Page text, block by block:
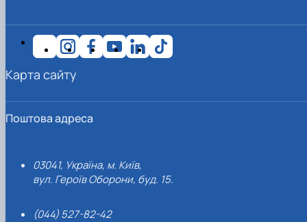
Поштова адреса
03041, Україна, м. Київ,
вул. Героїв Оборони, буд. 15.
(044) 527-82-42
Карта сайту